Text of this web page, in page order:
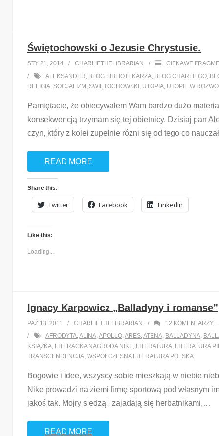
Świętochowski o Jezusie Chrystusie.
STY 21, 2014 CHARLIETHELIBRARIAN
CIEKAWE
ALEKSANDER, BLOG BIBLIOTEKARZA, BLOG CHARLIEGO,
RELIGIA, SOCJALIZM, ŚWIĘTOCHOWSKI, UTOPIA, UTOPIE W
Pamiętacie, że obiecywałem Wam bardzo dużo
konsekwencją trzymam się tej obietnicy. Dzisiaj pan
czyn, który z kolei zupełnie różni się od tego co
READ MORE
Share this:
Twitter Facebook LinkedIn
Like this:
Loading...
Ignacy Karpowicz „Balladyny i romanse”
PAŹ 18, 2011 CHARLIETHELIBRARIAN 12 KOMENTARZY
AFRODYTA,ALINA,APOLLO,ARES,ATENA, BALLADYNA,
KSIĄŻKA, LITERACKA NAGRODA NIKE, LITERATURA, LITERATURA
TRANSCENDENCJA, WSPÓŁCZESNA LITERATURA POLSKA
Bogowie i idee, wszyscy sobie mieszkają w niebie
Nike prowadzi na ziemi firmę sportową pod własnym
jakoś tak. Mojry siedzą i zajadają się herbatnikami,…
READ MORE